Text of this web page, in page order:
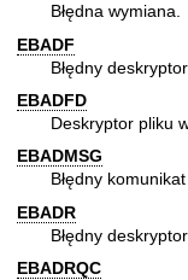
Błędna wymiana.
EBADF
Błędny
EBADFD
Deskryptor pliku
EBADMSG
Błędny
EBADR
Błędny
EBADRQC